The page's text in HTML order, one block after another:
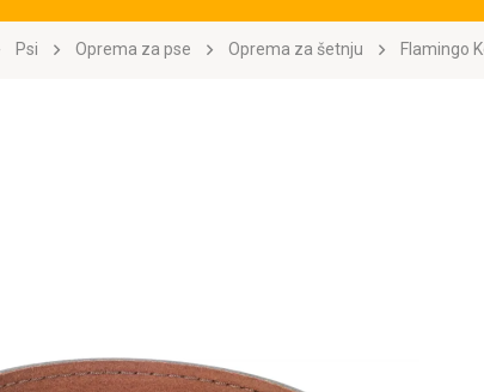
Psi Oprema za pse Oprema za šetnju Flamingo